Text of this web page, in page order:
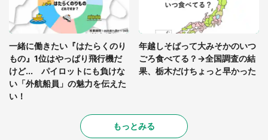
一緒に働きたい『はたらくのり
もの』1位はやっぱり飛行機だ
けど... パイロットにも負けな
い「外航船員」の魅力を伝えた
い！
年越しそばって大みそかのいつ
ごろ食べてる？→全国調査の結
果、栃木だけちょっと早かった
もっとみる